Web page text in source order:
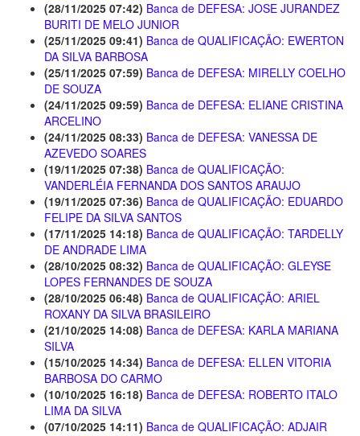
(28/11/2025 07:42) Banca de DEFESA: JOSE JURANDEZ
BURITI DE MELO JUNIOR
(25/11/2025 09:41) Banca de QUALIFICAÇÃO: EWERTON
DA SILVA BARBOSA
(25/11/2025 07:59) Banca de DEFESA: MIRELLY COELHO
DE SOUZA
(24/11/2025 09:59) Banca de DEFESA: ELIANE CRISTINA
ARCELINO
(24/11/2025 08:33) Banca de DEFESA: VANESSA DE
AZEVEDO SOARES
(19/11/2025 07:38) Banca de QUALIFICAÇÃO:
VANDERLÉIA FERNANDA DOS SANTOS ARAUJO
(19/11/2025 07:36) Banca de QUALIFICAÇÃO: EDUARDO
FELIPE DA SILVA SANTOS
(17/11/2025 14:18) Banca de QUALIFICAÇÃO: TARDELLY
DE ANDRADE LIMA
(28/10/2025 08:32) Banca de QUALIFICAÇÃO: GLEYSE
LOPES FERNANDES DE SOUZA
(28/10/2025 06:48) Banca de QUALIFICAÇÃO: ARIEL
ROXANY DA SILVA BRASILEIRO
(21/10/2025 14:08) Banca de DEFESA: KARLA MARIANA
SILVA
(15/10/2025 14:34) Banca de DEFESA: ELLEN VITORIA
BARBOSA DO CARMO
(10/10/2025 16:18) Banca de DEFESA: ROBERTO ITALO
LIMA DA SILVA
(07/10/2025 14:11) Banca de QUALIFICAÇÃO: ADJAIR